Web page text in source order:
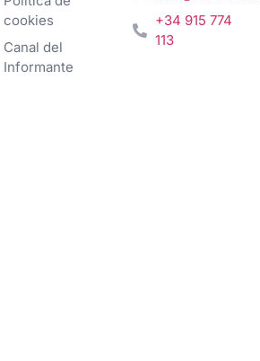
cookies
Canal del
Informante
+34 915 774
113